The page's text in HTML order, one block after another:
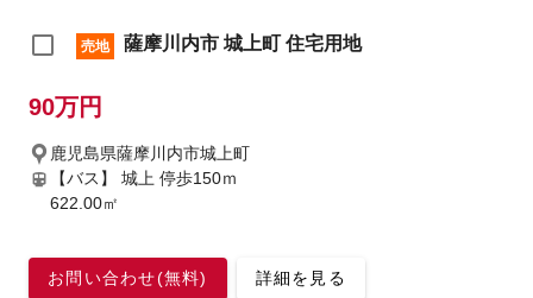
売地 薩摩川内市 城上町 住宅用地
90万円
鹿児島県薩摩川内市城上町
【バス】 城上 停歩150ｍ
622.00㎡
お問い合わせ(無料) 詳細を見る